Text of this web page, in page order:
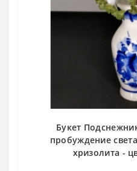
Букет
пробуждение
хризолита -